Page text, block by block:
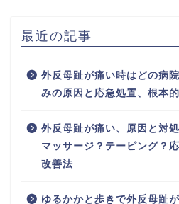
最近の記事
外反母趾が痛い時はどの病
みの原因と応急処置、根本
外反母趾が痛い、原因と対
マッサージ？テーピング？
改善法
ゆるかかと歩きで外反母趾